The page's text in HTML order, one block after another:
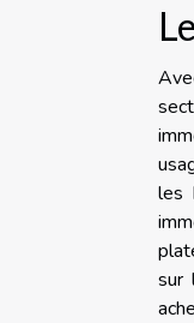
les
sur